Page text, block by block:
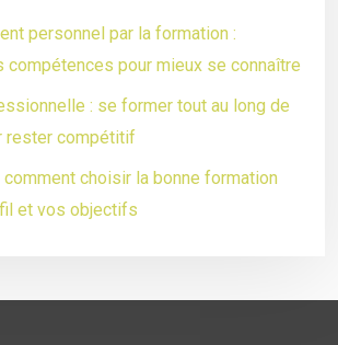
personnel par la formation :
pour mieux se connaître
: se former tout au long de
rester compétitif
comment choisir la bonne formation
et vos objectifs